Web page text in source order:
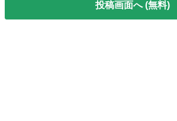
投稿画面へ (無料)